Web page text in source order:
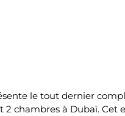
le tout dernier
2 chambres à Dubaï.